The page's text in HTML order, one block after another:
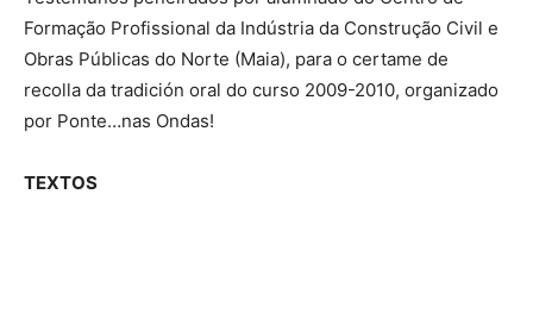
Formação Profissional da Indústria da Construção Civil e
Obras Públicas do Norte (Maia), para o certame de
recolla da tradición oral do curso 2009-2010, organizado
por Ponte…nas Ondas!
TEXTOS